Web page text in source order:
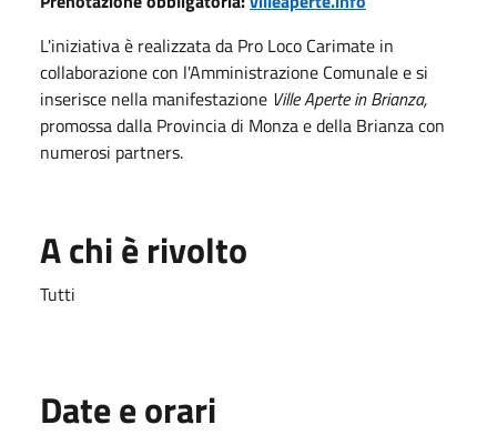
L'iniziativa è realizzata da Pro Loco Carimate in
collaborazione con l'Amministrazione Comunale e si
inserisce nella manifestazione Ville Aperte in Brianza,
promossa dalla Provincia di Monza e della Brianza con
numerosi partners.
A chi è rivolto
Tutti
Date e orari